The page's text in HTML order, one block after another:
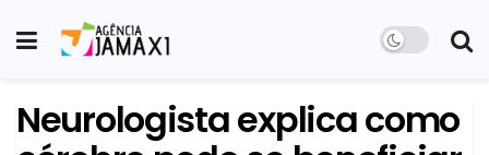
Neurologista explica como